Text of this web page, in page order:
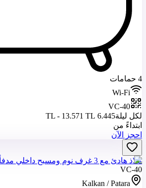
4 حمامات
Wi-Fi
VC-40
لكل ليلة6.445 TL - 13.571 TL
ابتداءً من
احجز الآن
ملاذ هادئ مع 3 غرف نوم ومسبح داخلي مدفأ وساونا في باتارا
VC-40
Kalkan / Patara